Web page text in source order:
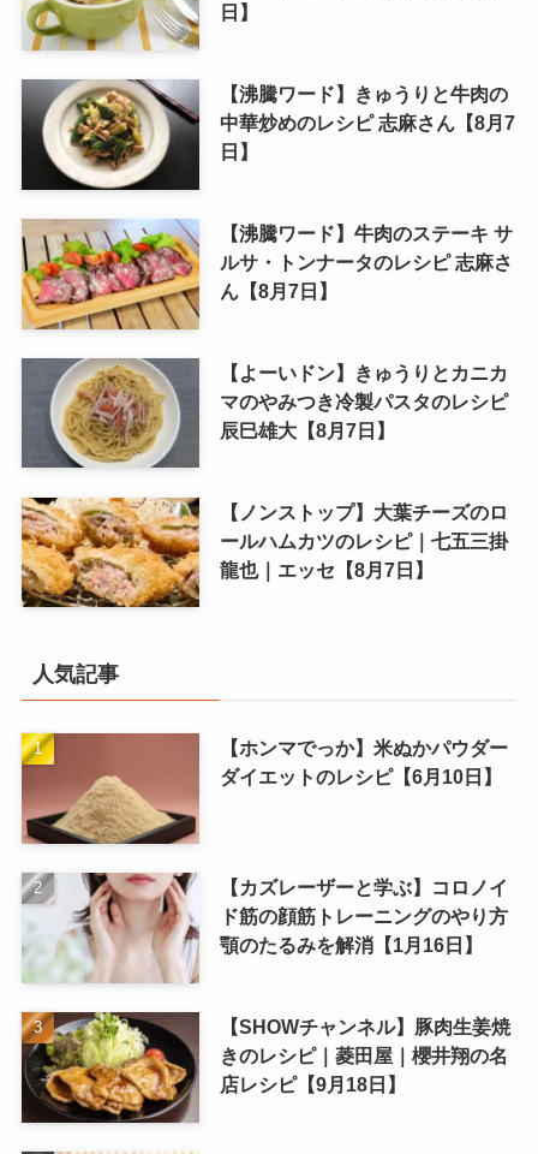
日】
【沸騰ワード】きゅうりと牛肉の
中華炒めのレシピ 志麻さん【8月7
日】
【沸騰ワード】牛肉のステーキ サ
ルサ・トンナータのレシピ 志麻さ
ん【8月7日】
【よーいドン】きゅうりとカニカ
マのやみつき冷製パスタのレシピ
辰巳雄大【8月7日】
【ノンストップ】大葉チーズのロ
ールハムカツのレシピ｜七五三掛
龍也｜エッセ【8月7日】
人気記事
【ホンマでっか】米ぬかパウダー
ダイエットのレシピ【6月10日】
【カズレーザーと学ぶ】コロノイ
ド筋の顔筋トレーニングのやり方
顎のたるみを解消【1月16日】
【SHOWチャンネル】豚肉生姜焼
きのレシピ｜菱田屋｜櫻井翔の名
店レシピ【9月18日】